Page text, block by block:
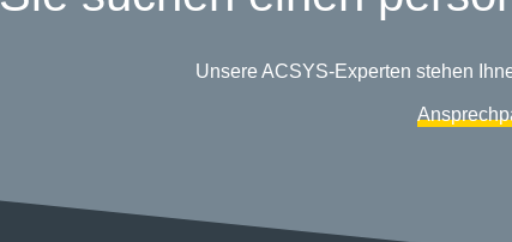
Unsere ACSYS-Experten stehen